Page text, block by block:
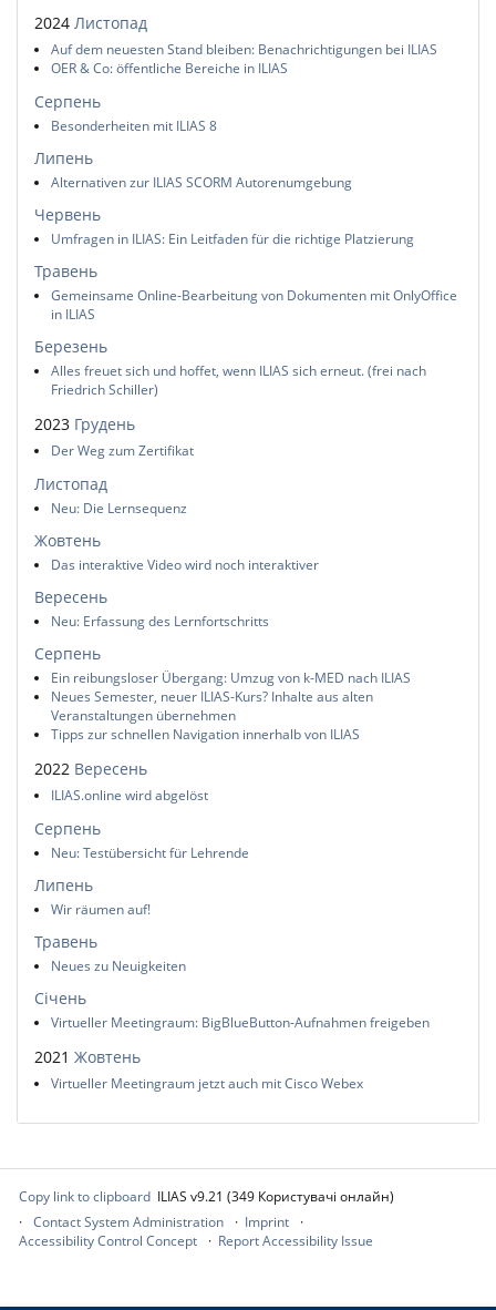
2024 Листопад
Auf dem neuesten Stand bleiben: Benachrichtigungen bei ILIAS
OER & Co: öffentliche Bereiche in ILIAS
Серпень
Besonderheiten mit ILIAS 8
Липень
Alternativen zur ILIAS SCORM Autorenumgebung
Червень
Umfragen in ILIAS: Ein Leitfaden für die richtige Platzierung
Травень
Gemeinsame Online-Bearbeitung von Dokumenten mit OnlyOffice
in ILIAS
Березень
Alles freuet sich und hoffet, wenn ILIAS sich erneut. (frei nach
Friedrich Schiller)
2023 Грудень
Der Weg zum Zertifikat
Листопад
Neu: Die Lernsequenz
Жовтень
Das interaktive Video wird noch interaktiver
Вересень
Neu: Erfassung des Lernfortschritts
Серпень
Ein reibungsloser Übergang: Umzug von k-MED nach ILIAS
Neues Semester, neuer ILIAS-Kurs? Inhalte aus alten
Veranstaltungen übernehmen
Tipps zur schnellen Navigation innerhalb von ILIAS
2022 Вересень
ILIAS.online wird abgelöst
Серпень
Neu: Testübersicht für Lehrende
Липень
Wir räumen auf!
Травень
Neues zu Neuigkeiten
Січень
Virtueller Meetingraum: BigBlueButton-Aufnahmen freigeben
2021 Жовтень
Virtueller Meetingraum jetzt auch mit Cisco Webex
Copy link to clipboard ILIAS v9.21 (349 Користувачі онлайн)
Contact System Administration
Imprint
Accessibility Control Concept
Report Accessibility Issue